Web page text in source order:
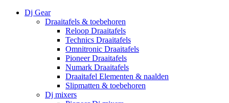
Dj Gear
Draaitafels & toebehoren
Reloop Draaitafels
Technics Draaitafels
Omnitronic Draaitafels
Pioneer Draaitafels
Numark Draaitafels
Draaitafel Elementen & naalden
Slipmatten & toebehoren
Dj mixers